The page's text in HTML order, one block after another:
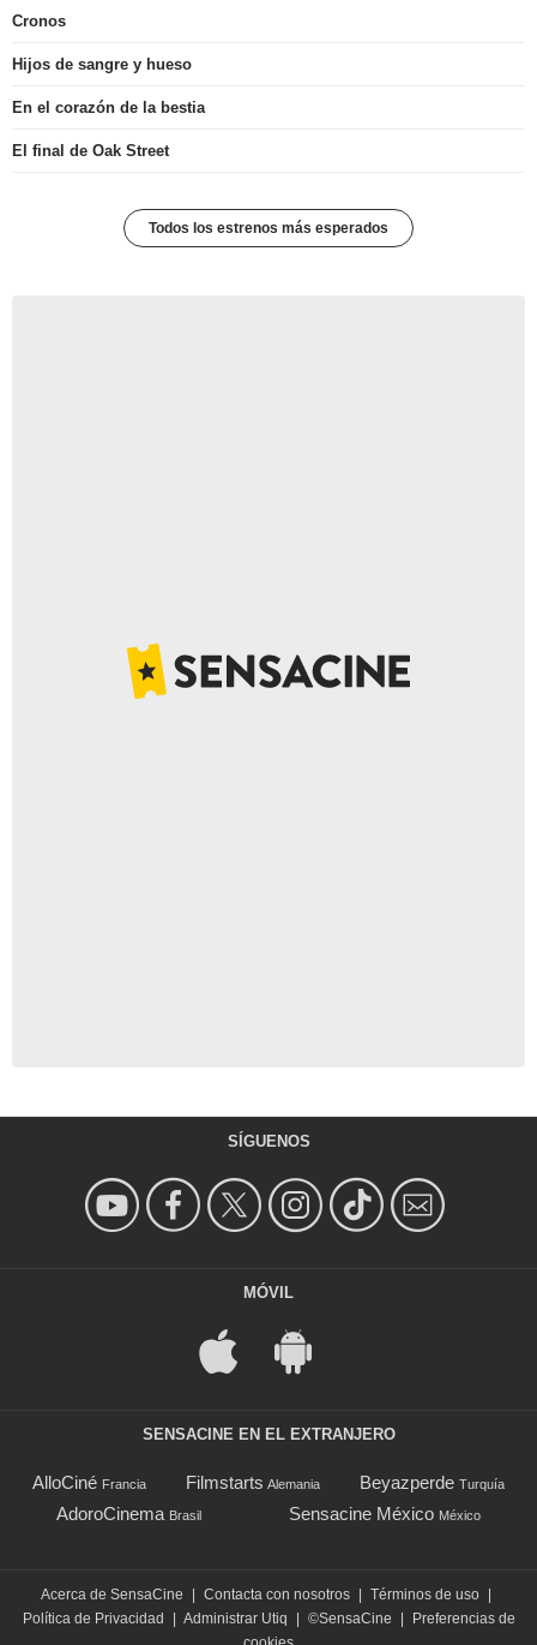
Cronos
Hijos de sangre y hueso
En el corazón de la bestia
El final de Oak Street
Todos los estrenos más esperados
SÍGUENOS
MÓVIL
SENSACINE EN EL EXTRANJERO
AlloCiné Francia Filmstarts Alemania Beyazperde Turquía
AdoroCinema Brasil Sensacine México México
Acerca de SensaCine | Contacta con nosotros | Términos de uso |
Política de Privacidad
| Administrar Utiq | ©SensaCine |
Preferencias de